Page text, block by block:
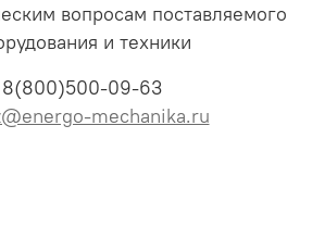
вопросам поставляемого
и техники
8(800)500-09-63
mechanika.ru